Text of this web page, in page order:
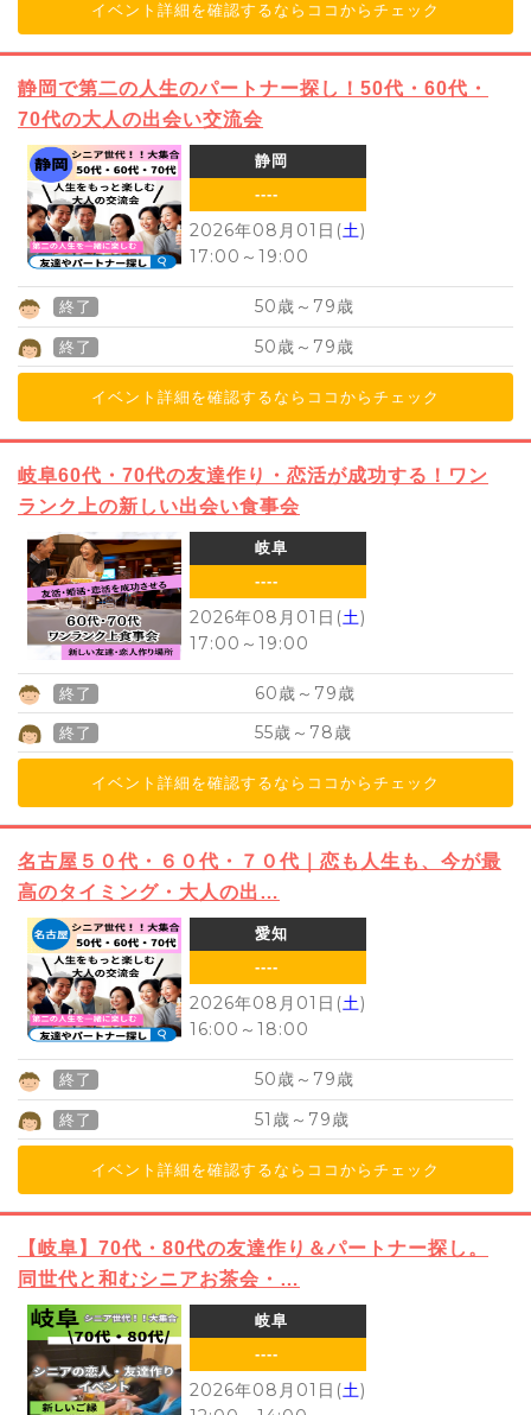
イベント詳細を確認するならココからチェック
静岡で第二の人生のパートナー探し！50代・60代・
70代の大人の出会い交流会
静岡
----
2026年08月01日(土)
17:00 ～ 19:00
終了 50歳～ 79歳
終了 50歳～ 79歳
イベント詳細を確認するならココからチェック
岐阜60代・70代の友達作り・恋活が成功する！ワン
ランク上の新しい出会い食事会
岐阜
----
2026年08月01日(土)
17:00 ～ 19:00
終了 60歳～ 79歳
終了 55歳～ 78歳
イベント詳細を確認するならココからチェック
名古屋５０代・６０代・７０代｜恋も人生も、今が最
高のタイミング・大人の出…
愛知
----
2026年08月01日(土)
16:00 ～ 18:00
終了 50歳～ 79歳
終了 51 歳～ 79歳
イベント詳細を確認するならココからチェック
【岐阜】70代・80代の友達作り＆パートナー探し。
同世代と和むシニアお茶会・…
岐阜
----
2026年08月01日(土)